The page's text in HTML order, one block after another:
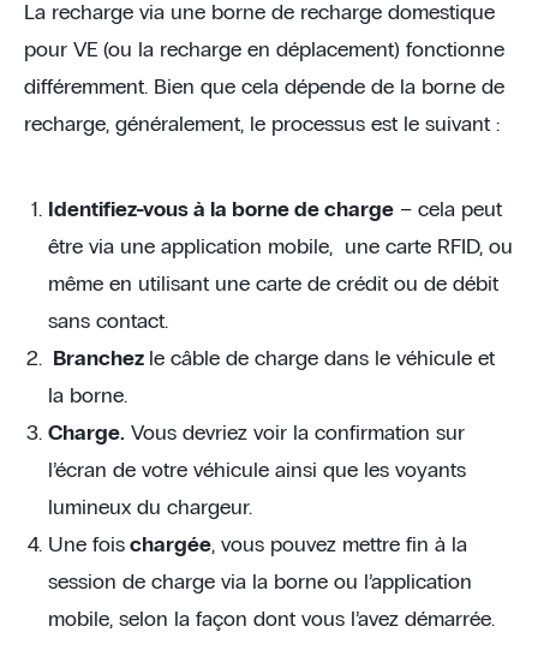
La recharge via une borne de recharge domestique
pour VE (ou la recharge en déplacement) fonctionne
différemment. Bien que cela dépende de la borne de
recharge, généralement, le processus est le suivant :
Identifiez-vous à la borne de charge – cela peut
être via une application mobile, une carte RFID, ou
même en utilisant une carte de crédit ou de débit
sans contact.
Branchez le câble de charge dans le véhicule et
la borne.
Charge. Vous devriez voir la confirmation sur
l’écran de votre véhicule ainsi que les voyants
lumineux du chargeur.
Une fois chargée, vous pouvez mettre fin à la
session de charge via la borne ou l’application
mobile, selon la façon dont vous l’avez démarrée.